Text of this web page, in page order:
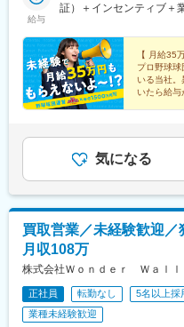
給与
証）＋インセンティブ＋
す。超過分は別途支給。
給32万円となります/45
超過分は別途支給）。※
す。
【 月給35
プロ野球
いる当社。
いたら給与
気になる
買取営業／未経験歓迎
月収108万
株式会社Ｗｏｎｄｅｒ Ｗａｌｌ
正社員 転勤なし 5名以上採
業種未経験歓迎